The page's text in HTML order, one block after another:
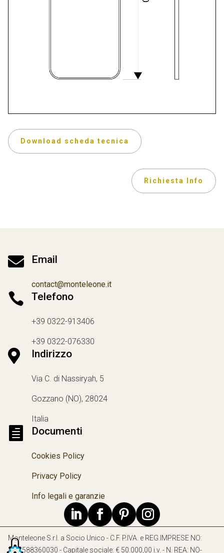
Download scheda tecnica
Richiesta Info
 Email
contact@monteleone.it
 Telefono
+39 0322-913406
+39 0322-076330
 Indirizzo
Via C. di Nassiryah, 5
Gozzano (NO), 28024
Italia
 Documenti
Cookies Policy
Privacy Policy
Info legali e garanzie
Monteleone S.r.l. a Socio Unico - C.F. P.IVA. e REG.IMPRESE NO:
IT01588360030 - Capitale sociale: € 50.000,00 i.v. - N. REA: NO-